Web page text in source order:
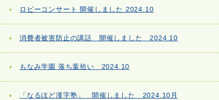
ロビーコンサート 開催しました 2024.10
消費者被害防止の講話 開催しました 2024.10
もなみ学園 落ち葉拾い 2024.10
「なるほど漢字塾」 開催しました 2024.10月